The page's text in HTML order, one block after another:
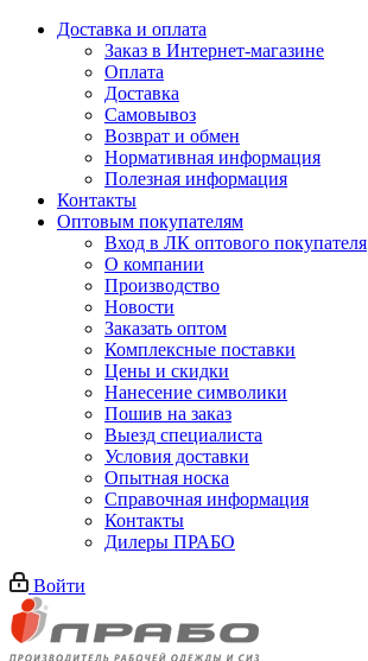
Доставка и оплата
Заказ в Интернет-магазине
Оплата
Доставка
Самовывоз
Возврат и обмен
Нормативная информация
Полезная информация
Контакты
Оптовым покупателям
Вход в ЛК оптового покупателя
О компании
Производство
Новости
Заказать оптом
Комплексные поставки
Цены и скидки
Нанесение символики
Пошив на заказ
Выезд специалиста
Условия доставки
Опытная носка
Справочная информация
Контакты
Дилеры ПРАБО
Войти